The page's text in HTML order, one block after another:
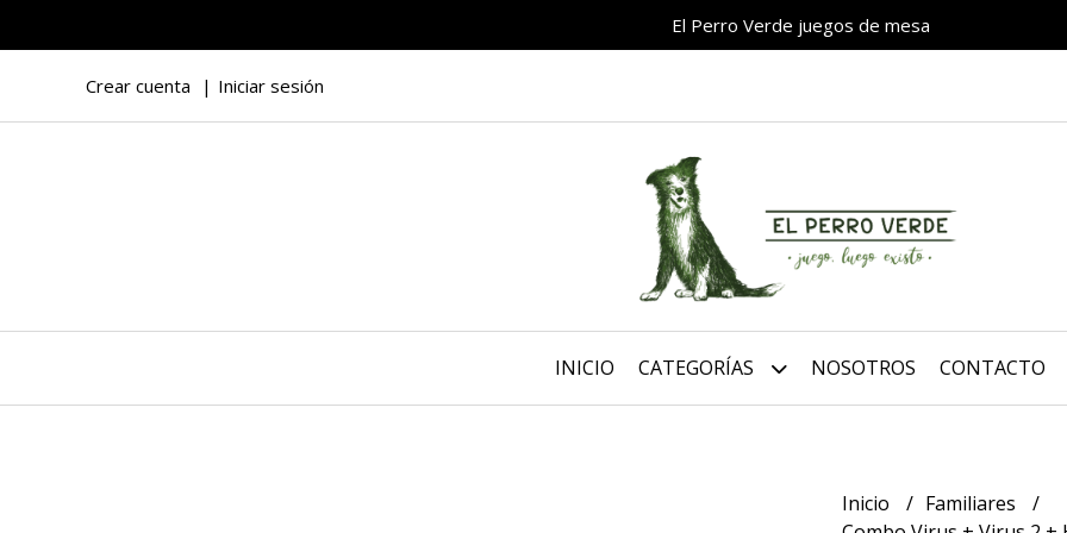
El Perro Verde juegos de mesa
Crear cuenta Iniciar sesión
INICIO CATEGORÍAS NOSOTROS CONTACTO
Inicio
Familiares